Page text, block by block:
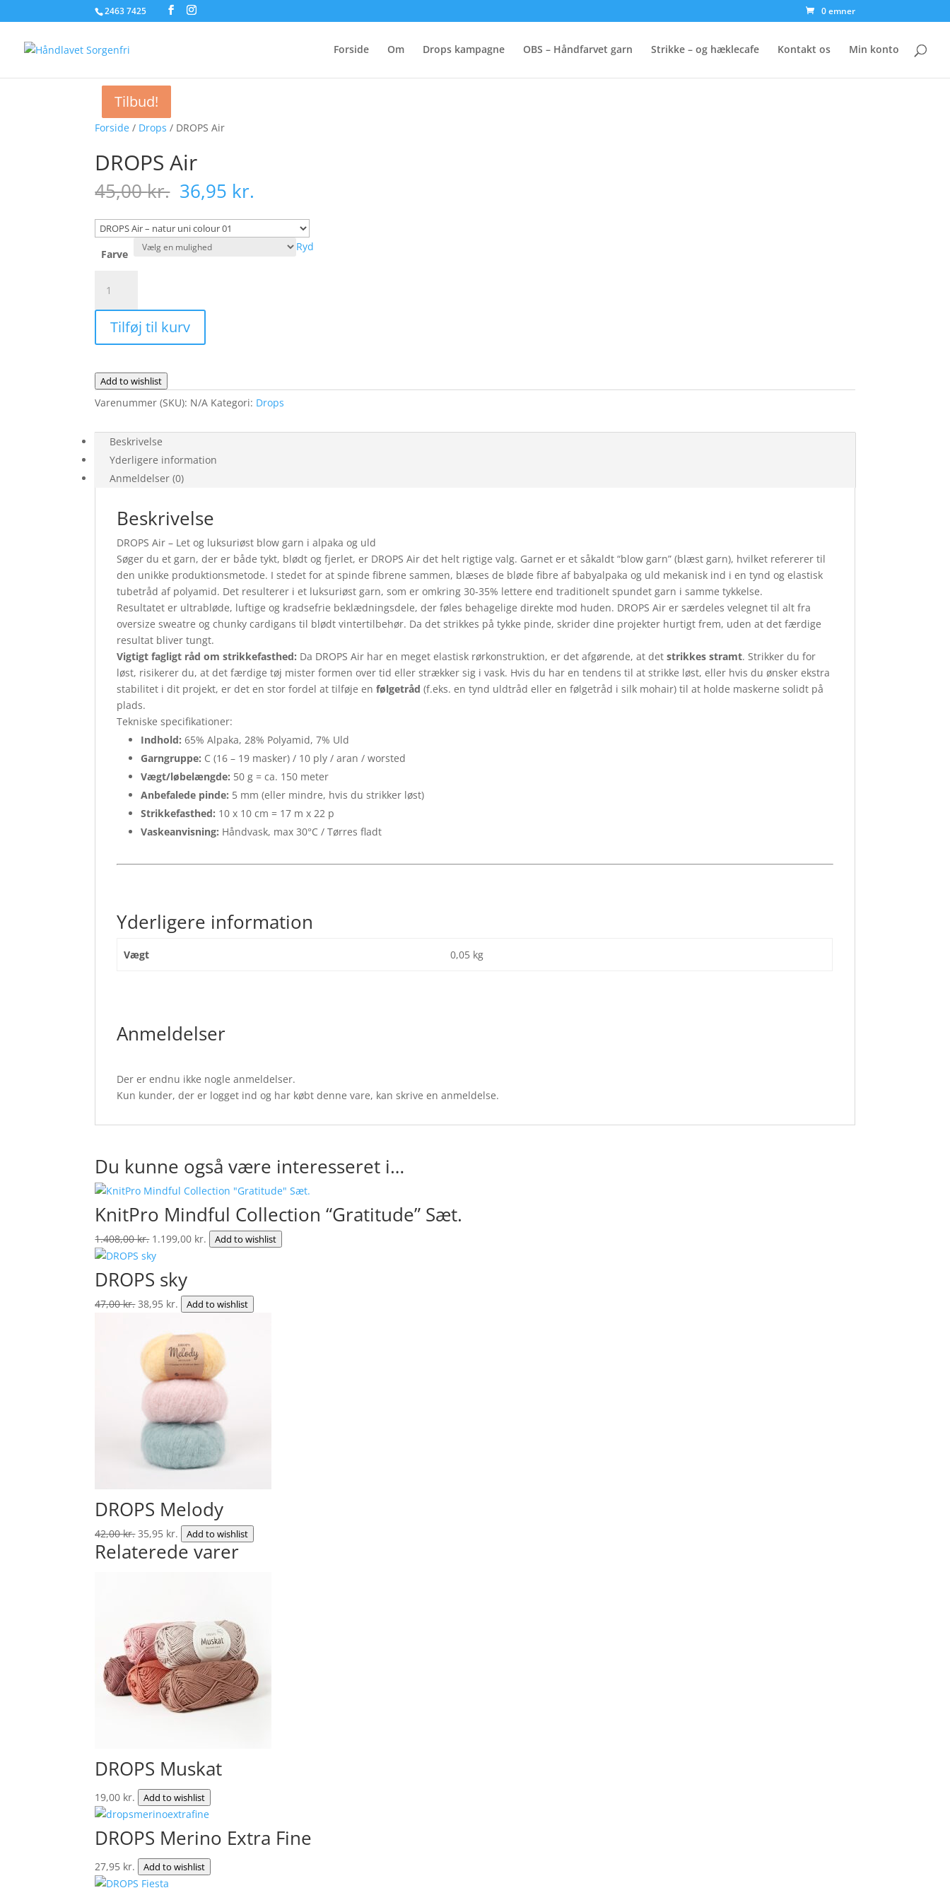
2463 7425 0 emner
Forside Om Drops kampagne OBS – Håndfarvet garn Strikke – og hæklecafe Kontakt os Min konto
Forside / Drops / DROPS Air
Tilbud!
DROPS Air
45,00kr. Den
oprindelige
pris
var:
45,00 kr..
36,95 kr.
pris
er:
36,95 kr..
Farve
Ryd
antal
Tilføj til kurv
Add to wishlist
Varenummer (SKU): N/A Kategori: Drops
Beskrivelse
Yderligere information
Anmeldelser (0)
Beskrivelse
DROPS Air – Let og luksuriøst blow garn i alpaka og uld
Søger du et garn, der er både tykt, blødt og fjerlet, er DROPS Air det helt rigtige valg. Garnet er et såkaldt “blow garn” (blæst garn), hvilket refererer til
den unikke produktionsmetode. I stedet for at spinde fibrene sammen, blæses de bløde fibre af babyalpaka og uld mekanisk ind i en tynd og elastisk
tubetråd af polyamid. Det resulterer i et luksuriøst garn, som er omkring 30-35% lettere end traditionelt spundet garn i samme tykkelse.
Resultatet er ultrabløde, luftige og kradsefrie beklædningsdele, der føles behagelige direkte mod huden. DROPS Air er særdeles velegnet til alt fra
oversize sweatre og chunky cardigans til blødt vintertilbehør. Da det strikkes på tykke pinde, skrider dine projekter hurtigt frem, uden at det færdige
resultat bliver tungt.
Vigtigt fagligt råd om strikkefasthed: Da DROPS Air har en meget elastisk rørkonstruktion, er det afgørende, at detstrikkes stramt. Strikker du for
løst, risikerer du, at det færdige tøj mister formen over tid eller strækker sig i vask. Hvis du har en tendens til at strikke løst, eller hvis du ønsker ekstra
stabilitet i dit projekt, er det en stor fordel at tilføje enfølgetråd (f.eks. en tynd uldtråd eller en følgetråd i silk mohair) til at holde maskerne solidt på
plads.
Tekniske specifikationer:
Indhold: 65% Alpaka, 28% Polyamid, 7% Uld
Garngruppe: C (16 – 19 masker) / 10 ply / aran / worsted
Vægt/løbelængde: 50 g = ca. 150 meter
Anbefalede pinde: 5 mm (eller mindre, hvis du strikker løst)
Strikkefasthed: 10 x 10 cm = 17 m x 22 p
Vaskeanvisning: Håndvask, max 30°C / Tørres fladt
Yderligere information
Vægt 0,05 kg
Anmeldelser
Der er endnu ikke nogle anmeldelser.
Kun kunder, der er logget ind og har købt denne vare, kan skrive en anmeldelse.
Du kunne også være interesseret i…
Tilbud!
KnitPro Mindful Collection “Gratitude” Sæt.
1.408,00kr. Den
oprindelige
pris
var:
1.408,00 kr..
1.199,00 kr. Den
1.199,00 kr..
Add to wishlist
Tilbud!
DROPS sky
47,00kr.Den
pris
var:
47,00 kr..
38,95 kr. Den
pris
er:
38,95 kr..
Add to wishlist
Tilbud!
DROPS Melody
42,00kr.Den
oprindelige
35,95 kr. Den
aktuelle
Add to wishlist
Relaterede varer
DROPS Muskat
19,00 kr. Add to wishlist
DROPS Merino Extra Fine
27,95 kr. Add to wishlist